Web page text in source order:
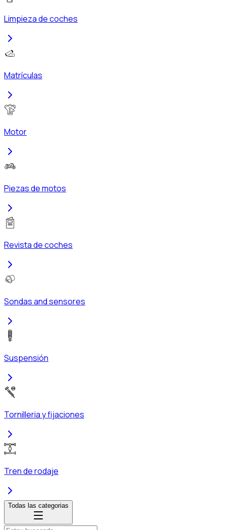
Limpieza de coches
Matrículas
Motor
Piezas de motos
Revista de coches
Sondas and sensores
Suspensión
Tornilleria y fijaciones
Tren de rodaje
Todas las categorias